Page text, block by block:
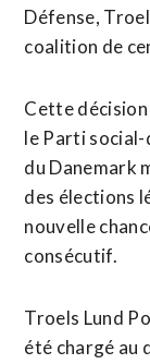
Défense,
coalition de
Cette
le Parti
du Danemark
des élections
nouvelle
consécutif.
Troels Lund
été chargé au